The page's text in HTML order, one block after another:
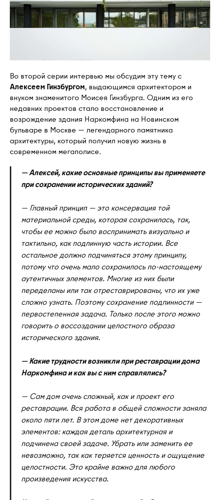
Во второй серии интервью мы обсудим эту тему с
Алексеем Гинзбургом, выдающимся архитектором и
внуком знаменитого Моисея Гинзбурга. Одним из его
недавних проектов стало восстановление и
возрождение здания Наркомфина на Новинском
бульваре в Москве — легендарного памятника
архитектуры, который получил новую жизнь в
современном мегаполисе.
— Алексей, какие основные принципы вы применяете
при сохранении исторических зданий?
— Главный принцип — это консервация той
материальной среды, которая сохранилась, так,
чтобы ее можно было воспринимать визуально и
тактильно, как подлинную часть истории. Все
остальное должно подчиняться этому принципу,
потому что очень мало сохранилось по-настоящему
аутентичных элементов. Многие из них были
переделаны или так отреставрированы, что их уже
сложно узнать. Поэтому сохранение подлинности —
первостепенная задача. Только после этого можно
говорить о воссоздании целостного образа
исторического здания.
— Какие трудности возникли при реставрации дома
Наркомфина и как вы с ним справлялись?
— Сам дом очень сложный, как и проект его
реставрации. Вся работа в общей сложности заняла
около пяти лет. В этом доме нет декоративных
элементов: каждая деталь архитектурная и
подчинена своей задаче. Убрать или заменить ее
невозможно, так как теряется ценность и ощущение
целостности. Это крайне важно для любого
произведения искусства.